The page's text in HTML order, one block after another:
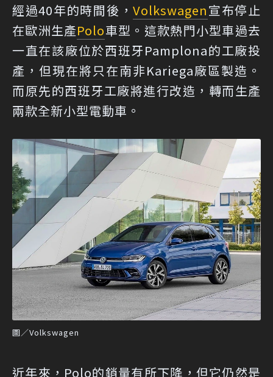
經過40年的時間後，Volkswagen宣布停止
在歐洲生產Polo車型。這款熱門小型車過去
一直在該廠位於西班牙Pamplona的工廠投
產，但現在將只在南非Kariega廠區製造。
而原先的西班牙工廠將進行改造，轉而生產
兩款全新小型電動車。
圖／Volkswagen
近年來，Polo的銷量有所下降，但它仍然是